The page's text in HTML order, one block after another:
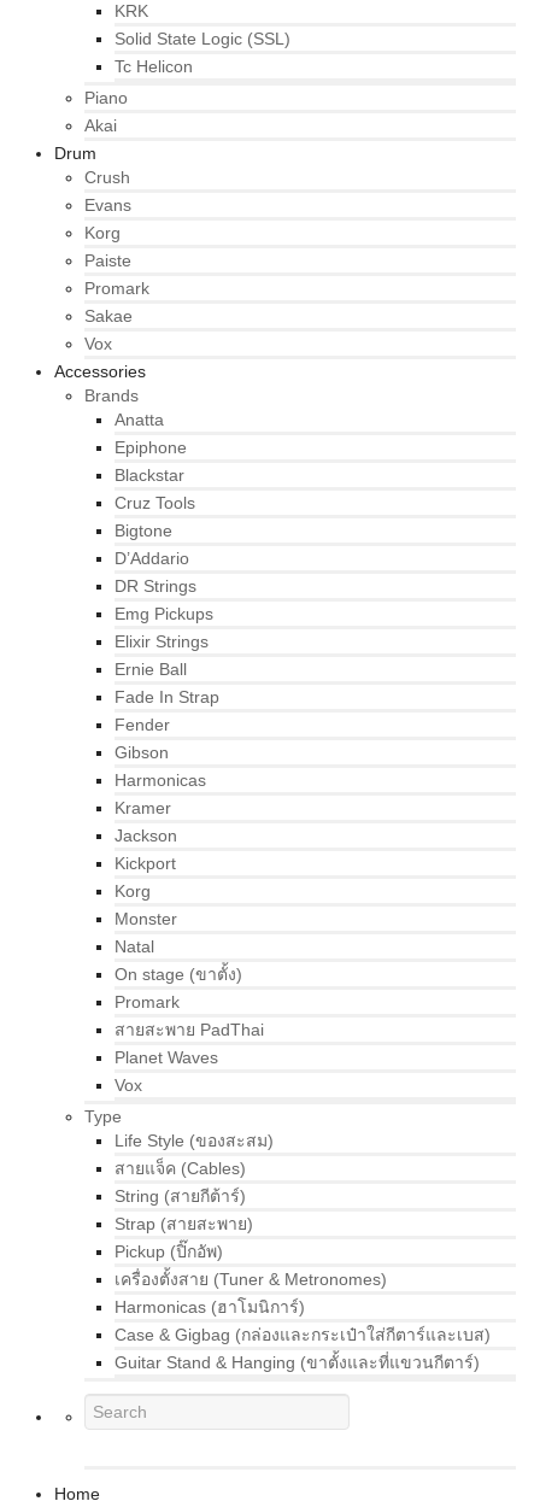
KRK
Solid State Logic (SSL)
Tc Helicon
Piano
Akai
Drum
Crush
Evans
Korg
Paiste
Promark
Sakae
Vox
Accessories
Brands
Anatta
Epiphone
Blackstar
Cruz Tools
Bigtone
D’Addario
DR Strings
Emg Pickups
Elixir Strings
Ernie Ball
Fade In Strap
Fender
Gibson
Harmonicas
Kramer
Jackson
Kickport
Korg
Monster
Natal
On stage (ขาตั้ง)
Promark
สายสะพาย PadThai
Planet Waves
Vox
Type
Life Style (ของสะสม)
สายแจ็ค (Cables)
String (สายกีต้าร์)
Strap (สายสะพาย)
Pickup (ปิ๊กอัพ)
เครื่องตั้งสาย (Tuner & Metronomes)
Harmonicas (ฮาโมนิการ์)
Case & Gigbag (กล่องและกระเป๋าใส่กีตาร์และเบส)
Guitar Stand & Hanging (ขาตั้งและที่แขวนกีตาร์)
Home